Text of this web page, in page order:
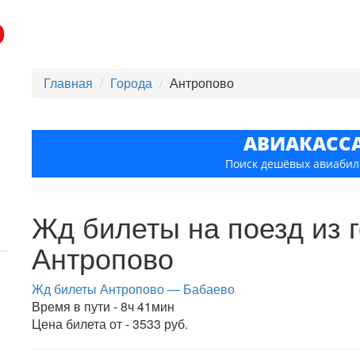
Главная Города Антропово
Поиск дешёвых
Жд билеты на поезд из
Антропово
Жд билеты Антропово — Бабаево
Время в пути - 8ч 41мин
Цена билета от - 3533 руб.